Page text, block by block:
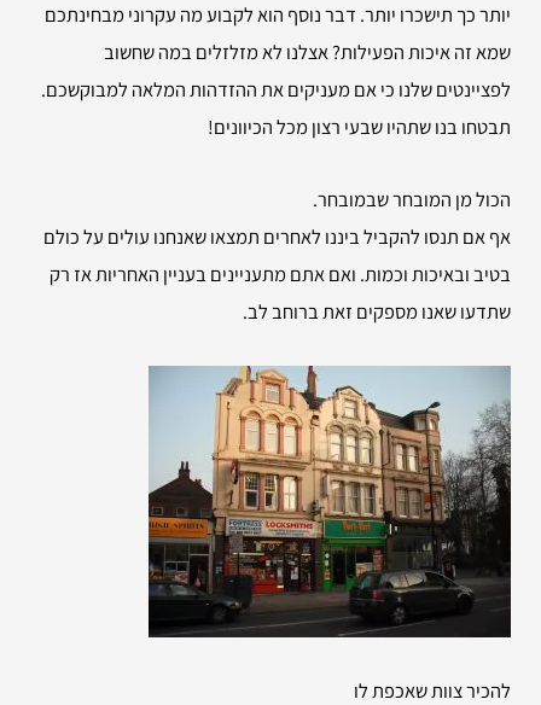
יותר כך תישכרו יותר. דבר נוסף הוא לקבוע מה עקרוני מבחינתכם
שמא זה איכות הפעילות? אצלנו לא מזלזלים במה שחשוב
לפציינטים שלנו כי אם מעניקים את ההזדהות המלאה למבוקשכם.
תבטחו בנו שתהיו שבעי רצון מכל הכיוונים!
הכול מן המובחר שבמובחר.
אף אם תנסו להקביל ביננו לאחרים תמצאו שאנחנו עולים על כולם
בטיב ובאיכות וכמות. ואם אתם מתעניינים בעניין האחריות אז רק
שתדעו שאנו מספקים זאת ברוחב לב.
להכיר צוות שאכפת לו